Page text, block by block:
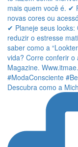
Descubra como a